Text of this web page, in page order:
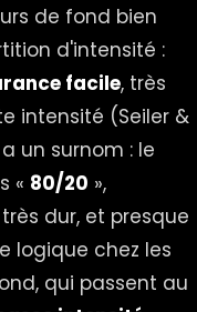
de fond bien
d'intensité :
facile, très
intensité (Seiler &
un surnom : le
« 80/20 »,
dur, et presque
logique chez les
qui passent au